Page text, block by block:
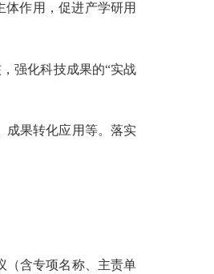
作用，促进产学研用
强化科技成果的“实战
果转化应用等。落实
含专项名称、主责单